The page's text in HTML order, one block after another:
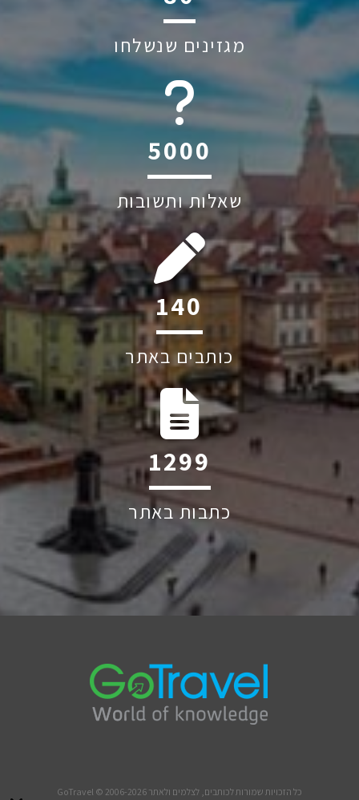
מגזינים שנשלחו
6045
שאלות ותשובות
197
כותבים באתר
1830
כתבות באתר
כל הזכויות שמורות לכותבים, לצלמים ולאתר GoTravel © 2006-2026